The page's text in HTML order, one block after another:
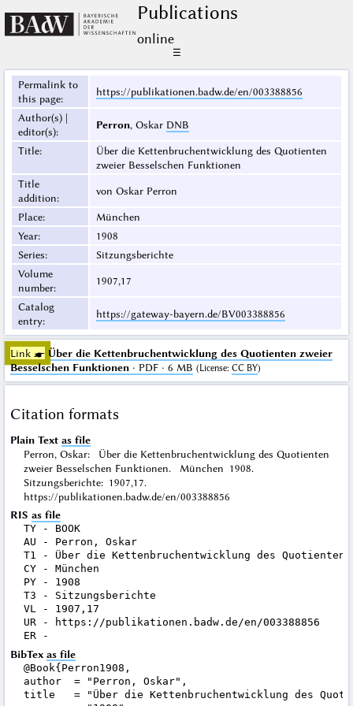
Publications
online
☰
Permalink to
this page:
https://publikationen.badw.de/en/003388856
Author(s) |
editor(s):
Perron, Oskar DNB
Title:
Über die Kettenbruchentwicklung des Quotienten
zweier Besselschen Funktionen
Title
addition:
von Oskar Perron
Place:
München
Year:
1908
Series:
Sitzungsberichte
Volume
number:
1907,17
Catalog
entry:
https://gateway-bayern.de/BV003388856
Link ☛ Über die Kettenbruchentwicklung des Quotienten zweier
Besselschen Funktionen· PDF · 6 MB (License: CC BY)
Citation formats
Plain Text as file
Perron, Oskar: Über die Kettenbruchentwicklung des Quotienten
zweier Besselschen Funktionen. München 1908.
Sitzungsberichte: 1907,17.
https://publikationen.badw.de/en/003388856
RIS as file
TY - BOOK
AU - Perron, Oskar
T1 - Über die Kettenbruchentwicklung des Quotienten
CY - München
PY - 1908
T3 - Sitzungsberichte
VL - 1907,17
UR - https://publikationen.badw.de/en/003388856
BibTex as file
@Book{Perron1908,
author  = "Perron, Oskar",
title   = "Über die Kettenbruchentwicklung des